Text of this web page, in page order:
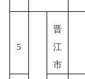
5
晋
江
市